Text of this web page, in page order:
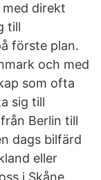
direkt
till
förste plan.
och med
som ofta
sig till
Berlin till
dags bilfärd
eller
i Skåne.